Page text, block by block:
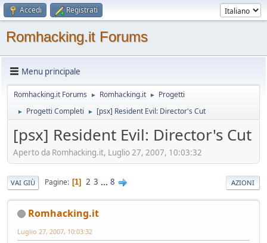
Accedi Registrati
Romhacking.it Forums
Menu principale
Romhacking.it Forums ► Romhacking.it ► Progetti
► Progetti Completi ► [psx] Resident Evil: Director's Cut
[psx] Resident Evil: Director's Cut
Aperto da Romhacking.it, Luglio 27, 2007, 10:03:32
VAI GIÙ Pagine 1 2 3 ... 8 AZIONI
Romhacking.it
Luglio 27, 2007, 10:03:32